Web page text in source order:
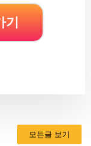
기
모든글 보기